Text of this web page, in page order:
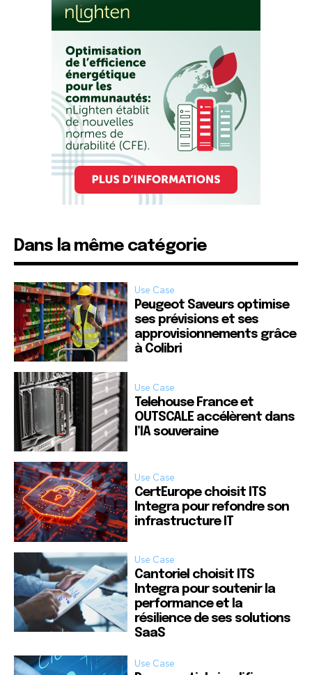
Dans la même catégorie
Use Case
Peugeot Saveurs optimise
ses prévisions et ses
approvisionnements grâce
à Colibri
Use Case
Telehouse France et
OUTSCALE accélèrent dans
l’IA souveraine
Use Case
CertEurope choisit ITS
Integra pour refondre son
infrastructure IT
Use Case
Cantoriel choisit ITS
Integra pour soutenir la
performance et la
résilience de ses solutions
SaaS
Use Case